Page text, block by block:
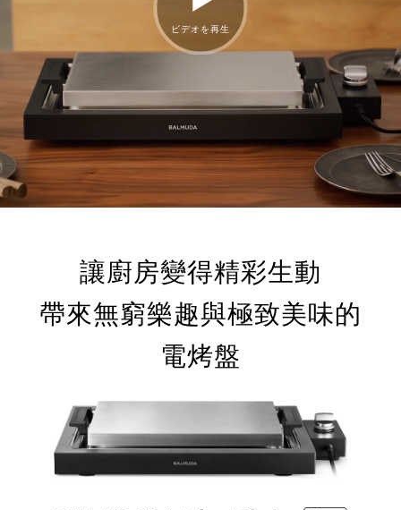
讓廚房變得精彩生動
帶來無窮樂趣與極致美味的
電烤盤